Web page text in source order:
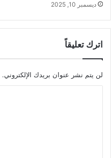
ديسمبر 10, 2025
اترك تعليقاً
لن يتم نشر عنوان بريدك الإلكتروني.